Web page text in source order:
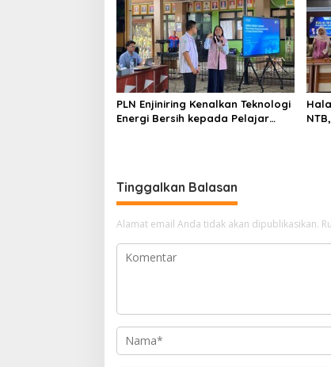
PLN Enjiniring Kenalkan Teknologi
Energi Bersih kepada Pelajar
Tinggalkan Balasan
Alamat email Anda tidak akan dipublikasikan.